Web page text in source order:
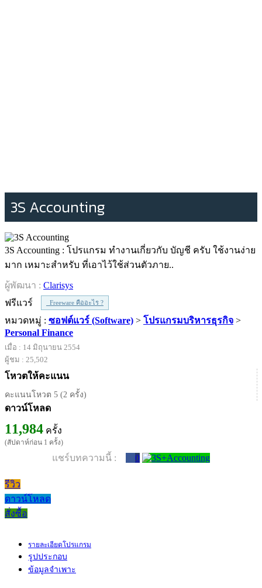
3S Accounting
3S Accounting : โปรแกรม ทำงานเกี่ยวกับ บัญชี ครับ ใช้งานง่าย
มาก เหมาะสำหรับ ที่เอาไว้ใช้ส่วนตัวภาย..
ผู้พัฒนา : Clarisys
ฟรีแวร์
Freeware คืออะไร ?
หมวดหมู่ : ซอฟต์แวร์ (Software) > โปรแกรมบริหารธุรกิจ >
Personal Finance
เมื่อ : 14 มิถุนายน 2554
ผู้ชม : 25,502
โหวตให้คะแนน
คะแนนโหวต 5 (2 ครั้ง)
ดาวน์โหลด
11,984 ครั้ง
(สัปดาห์ก่อน 1 ครั้ง)
แชร์บทความนี้ : 0
รีวิว
ดาวน์โหลด
สั่งซื้อ
รายละเอียดโปรแกรม
รูปประกอบ
ข้อมูลจำเพาะ